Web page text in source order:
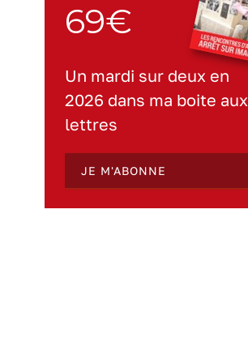
69€
Un mardi sur deux en
2026 dans ma boite aux
lettres
JE M'ABONNE